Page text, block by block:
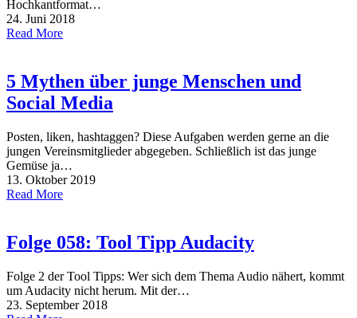
Hochkantformat…
24. Juni 2018
Read More
5 Mythen über junge Menschen und
Social Media
Posten, liken, hashtaggen? Diese Aufgaben werden gerne an die
jungen Vereinsmitglieder abgegeben. Schließlich ist das junge
Gemüse ja…
13. Oktober 2019
Read More
Folge 058: Tool Tipp Audacity
Folge 2 der Tool Tipps: Wer sich dem Thema Audio nähert, kommt
um Audacity nicht herum. Mit der…
23. September 2018